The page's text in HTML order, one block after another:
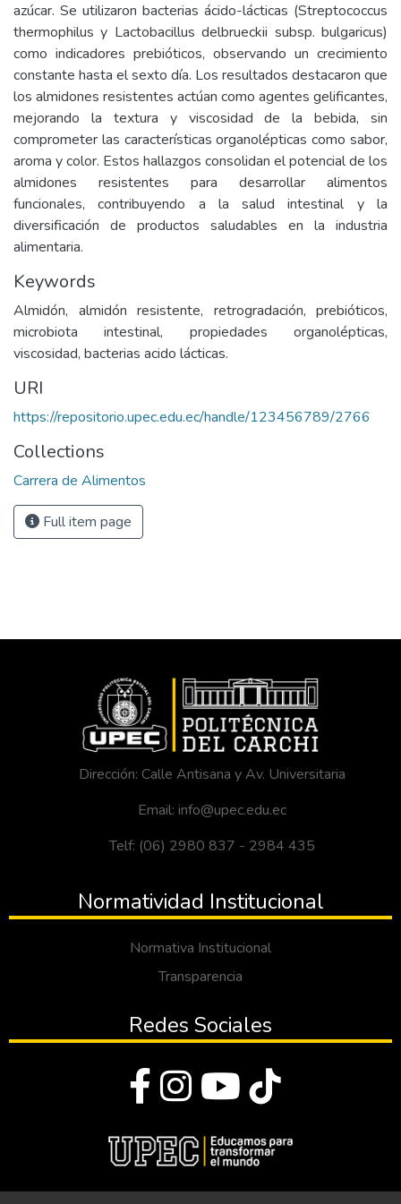
azúcar. Se utilizaron bacterias ácido-lácticas (Streptococcus
thermophilus y Lactobacillus delbrueckii subsp. bulgaricus)
como indicadores prebióticos, observando un crecimiento
constante hasta el sexto día. Los resultados destacaron que
los almidones resistentes actúan como agentes gelificantes,
mejorando la textura y viscosidad de la bebida, sin
comprometer las características organolépticas como sabor,
aroma y color. Estos hallazgos consolidan el potencial de los
almidones resistentes para desarrollar alimentos
funcionales, contribuyendo a la salud intestinal y la
diversificación de productos saludables en la industria
alimentaria.
Keywords
Almidón, almidón resistente, retrogradación, prebióticos,
microbiota intestinal, propiedades organolépticas,
viscosidad, bacterias acido lácticas.
URI
https://repositorio.upec.edu.ec/handle/123456789/2766
Collections
Carrera de Alimentos
Full item page
Dirección: Calle Antisana y Av. Universitaria
Email: info@upec.edu.ec
Telf: (06) 2980 837 - 2984 435
Normatividad Institucional
Normativa Institucional
Transparencia
Redes Sociales